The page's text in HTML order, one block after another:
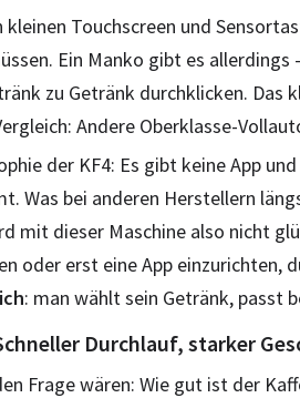
kleinen Touchscreen und
Ein Manko gibt es allerdings
zu Getränk durchklicken.
Andere Oberklasse-
der KF4: Es gibt keine App
Was bei anderen Herstellern
mit dieser Maschine also nicht
oder erst eine App
: man wählt sein Getränk, passt
Durchlauf, starker
Frage wären: Wie gut ist der